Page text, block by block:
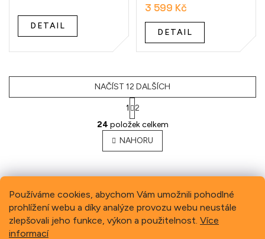
Používáme cookies, abychom Vám umožnili pohodlné
prohlížení webu a díky analýze provozu webu neustále
zlepšovali jeho funkce, výkon a použitelnost. Více
informací
DETAIL
3 599 Kč
DETAIL
O
v
l
á
a
í
p
r
NAČÍST 12 DALŠÍCH
1
2
24 položek celkem
NAHORU
Previous